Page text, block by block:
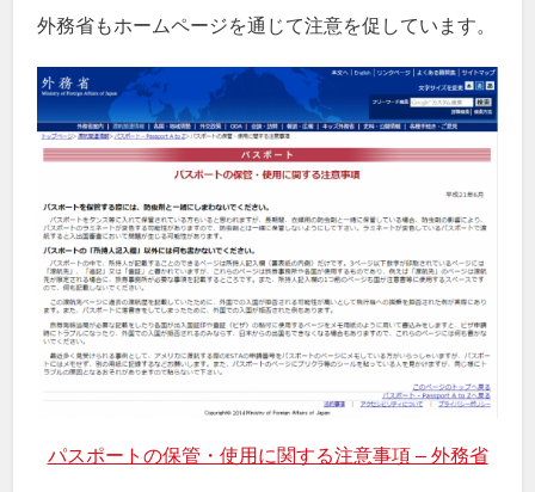
外務省もホームページを通じて注意を促しています。
パスポートの保管・使用に関する注意事項 – 外務省